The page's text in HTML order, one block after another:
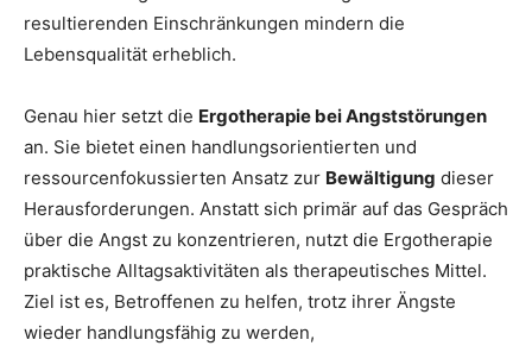
resultierenden Einschränkungen mindern die
Lebensqualität erheblich.
Genau hier setzt die Ergotherapie bei Angststörungen
an. Sie bietet einen handlungsorientierten und
ressourcenfokussierten Ansatz zur Bewältigung dieser
Herausforderungen. Anstatt sich primär auf das Gespräch
über die Angst zu konzentrieren, nutzt die Ergotherapie
praktische Alltagsaktivitäten als therapeutisches Mittel.
Ziel ist es, Betroffenen zu helfen, trotz ihrer Ängste
wieder handlungsfähig zu werden,